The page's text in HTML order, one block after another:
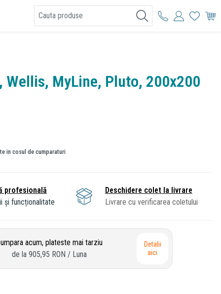
Wellis, MyLine, Pluto, 200x200
in cosul de cumparaturi
profesională
și funcționalitate
Deschidere colet la livrare
Livrare cu verificarea coletului
acum, plateste mai tarziu
de la 905,95 RON / Luna
Detalii
aici